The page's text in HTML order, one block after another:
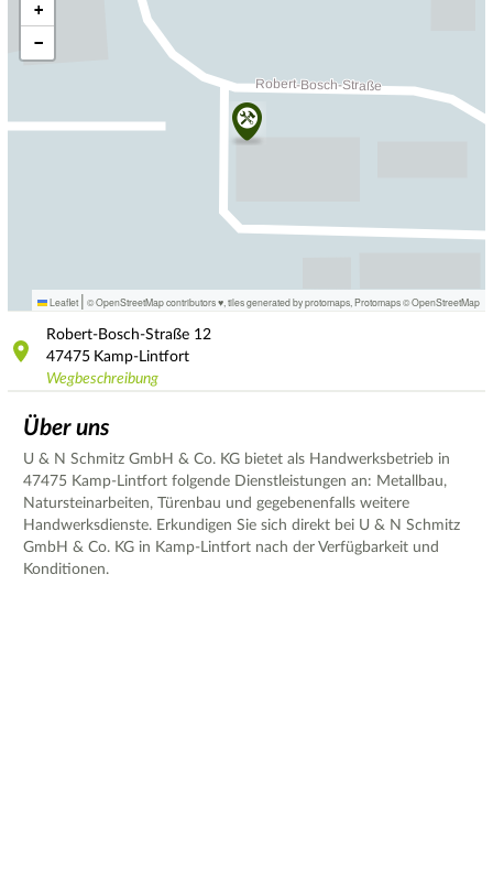
+
−
Leaflet | © OpenStreetMap contributors ♥, tiles generated by protomaps Protomaps©OpenStreetMap
Robert-Bosch-Straße 12
47475 Kamp-Lintfort
Wegbeschreibung
Über uns
U & N Schmitz GmbH & Co. KG bietet als Handwerksbetrieb in
47475 Kamp-Lintfort folgende Dienstleistungen an: Metallbau,
Natursteinarbeiten, Türenbau und gegebenenfalls weitere
Handwerksdienste. Erkundigen Sie sich direkt bei U & N Schmitz
GmbH & Co. KG in Kamp-Lintfort nach der Verfügbarkeit und
Konditionen.